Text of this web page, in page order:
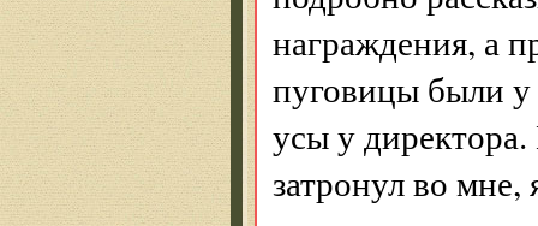
награждения, а
пуговицы были
усы у
затронул во